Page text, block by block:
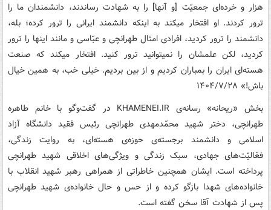
هزار و خرده‌ای جمعیّت [و آنها] را به شهادت رساندند، دانشمندان ما را
ترور کردند. او افتخار میکند به اینکه دانشمند ایرانی را ترور کرده؛ بله،
دانشمند را ترور کردید، افرادی امثال طهرانچی و عبّاسی و مانند اینها را ترور
کردید، لکن علمشان را نمیتوانید ترور کنید. افتخار میکند که صنعت
هسته‌ای ایران را بمباران کردیم و از بین بردیم. خیلی خب، به همین خیال
باش!» ۱۴۰۴/۷/۲۸
بخش «ریحانه» رسانه‌ی KHAMENEI.IR در گفت‌وگو با خانم طاهره
طهرانچی، دختر شهید محمّدمهدی طهرانچی رئیس فقید دانشگاه آزاد
اسلامی و دانشمند برجسته‌ی حوزه‌ی هسته‌ای، به روایت زندگی،
فعّالیّت‌های جهادی، سبک زندگی و ویژگی‌های اخلاقی شهید طهرانچی
پرداخته است. ایشان همچنین خاطراتی از همراهی رهبر شهید انقلاب با
خانواده‌های شهدا بازگو کرده و از حس و حال خانواده‌ی شهید طهرانچی
پس از شهادت آقا سخن گفته است.